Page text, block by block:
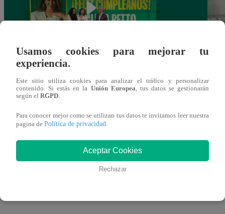
Alicia Retto celebra su cumpleaños con
emotiva sorpresa en vivo y conmueve con
mensaje personal
También te puede
Usamos cookies para mejorar tu
experiencia.
Este sitio utiliza cookies para analizar el tráfico y personalizar
contenido. Si estás en la Unión Europea, tus datos se gestionarán
según el RGPD.
Para conocer mejor como se utilizan tus datos te invitamos leer nuestra
pagina de Política de privacidad.
Aceptar Cookies
Rechazar